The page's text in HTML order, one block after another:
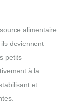
alimentaire
deviennent
petits
à la
et